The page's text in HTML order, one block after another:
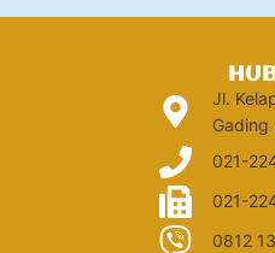
Jl.
Gading
021-
021-
0812